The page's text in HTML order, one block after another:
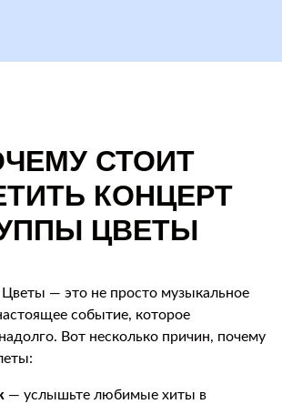
СТОИТ
КОНЦЕРТ
ЦВЕТЫ
— это не просто музыкальное
событие, которое
Вот несколько причин, почему
— услышьте любимые хиты в